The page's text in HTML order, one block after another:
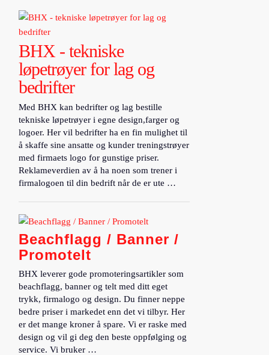
BHX - tekniske
løpetrøyer for lag og
bedrifter
Med BHX kan bedrifter og lag bestille
tekniske løpetrøyer i egne design,farger og
logoer. Her vil bedrifter ha en fin mulighet til
å skaffe sine ansatte og kunder treningstrøyer
med firmaets logo for gunstige priser.
Reklameverdien av å ha noen som trener i
firmalogoen til din bedrift når de er ute …
Beachflagg / Banner /
Promotelt
BHX leverer gode promoteringsartikler som
beachflagg, banner og telt med ditt eget
trykk, firmalogo og design. Du finner neppe
bedre priser i markedet enn det vi tilbyr. Her
er det mange kroner å spare. Vi er raske med
design og vil gi deg den beste oppfølging og
service. Vi bruker …